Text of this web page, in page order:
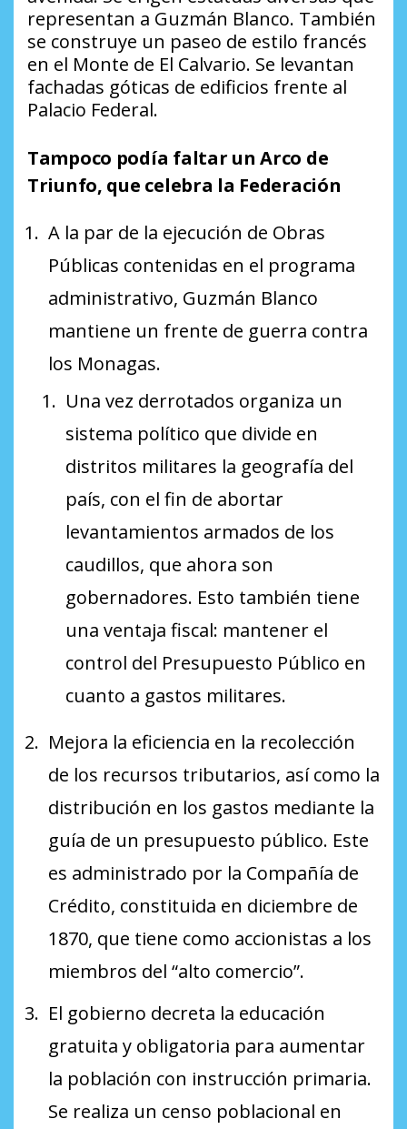
representan a Guzmán Blanco. También
se construye un paseo de estilo francés
en el Monte de El Calvario. Se levantan
fachadas góticas de edificios frente al
Palacio Federal.
Tampoco podía faltar un Arco de
Triunfo, que celebra la Federación
A la par de la ejecución de Obras
Públicas contenidas en el programa
administrativo, Guzmán Blanco
mantiene un frente de guerra contra
los Monagas.
Una vez derrotados organiza un
sistema político que divide en
distritos militares la geografía del
país, con el fin de abortar
levantamientos armados de los
caudillos, que ahora son
gobernadores. Esto también tiene
una ventaja fiscal: mantener el
control del Presupuesto Público en
cuanto a gastos militares.
Mejora la eficiencia en la recolección
de los recursos tributarios, así como la
distribución en los gastos mediante la
guía de un presupuesto público. Este
es administrado por la Compañía de
Crédito, constituida en diciembre de
1870, que tiene como accionistas a los
miembros del “alto comercio”.
El gobierno decreta la educación
gratuita y obligatoria para aumentar
la población con instrucción primaria.
Se realiza un censo poblacional en